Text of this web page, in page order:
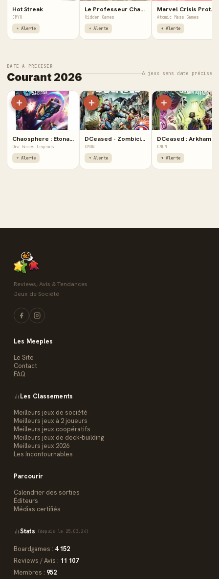
Hot Streak
CMYK
+ Alerte
Le Professeur Charlie Voyage à Travers le Temps - Calendrier de l'Avent des Énigmes
Hidden Games
+ Alerte
Marvel Crisis Protocol : Criminal Underworld - Affiliation Pack
Atomic Mass Games
+ Alerte
DATE À PRÉCISER
Courant 2026 6 jeux sans date précise
Chaosphere : Etonak Vanguard
Ora Games Legends
+ Alerte
DCeased - Zombicide
CMON
+ Alerte
CMON
+ Alerte
Reviews, Avis & Tendances
Jeux de Société
Les Meeples
Le Site
Contact
FAQ
Les Classements
Meilleurs jeux de société
Meilleurs jeux à 2 joueurs
Meilleurs jeux coopératifs
Meilleurs jeux de deck-building
Meilleurs jeux 2026
Les Incontournables
Parcourir
Calendrier des sorties
Éditeurs
Médias certifiés
Stats (depuis le 25.03.24)
Boardgames : 4 152
Reviews / Avis : 11 107
Membres : 952